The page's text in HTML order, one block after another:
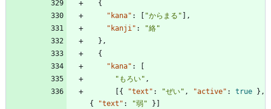
{
"kana" : "からまる"
,
"kanji" :
"絡"
} ,
{
"kana" :
"もろい" ,
{ "text" : "ぜい" , "active" : true } ,
{
"text" : "弱" }